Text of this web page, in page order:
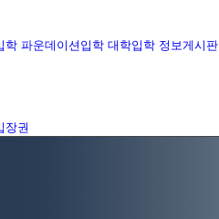
학 파운데이션입학 대학입학 정보게시판
장권